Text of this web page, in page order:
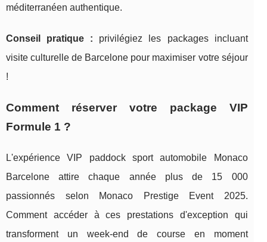
méditerranéen authentique.
Conseil pratique : privilégiez les packages incluant
visite culturelle de Barcelone pour maximiser votre séjour
!
Comment réserver votre package VIP
Formule 1 ?
L'expérience VIP paddock sport automobile Monaco
Barcelone attire chaque année plus de 15 000
passionnés selon Monaco Prestige Event 2025.
Comment accéder à ces prestations d'exception qui
transforment un week-end de course en moment